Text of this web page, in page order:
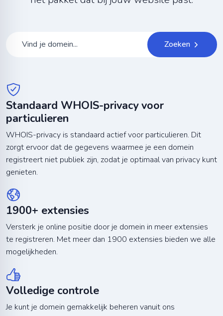
Zoeken
Standaard WHOIS-privacy voor
particulieren
WHOIS-privacy is standaard actief voor particulieren. Dit
zorgt ervoor dat de gegevens waarmee je een domein
registreert niet publiek zijn, zodat je optimaal van privacy kunt
genieten.
1900+ extensies
Versterk je online positie door je domein in meer extensies
te registreren. Met meer dan 1900 extensies bieden we alle
mogelijkheden.
Volledige controle
Je kunt je domein gemakkelijk beheren vanuit ons